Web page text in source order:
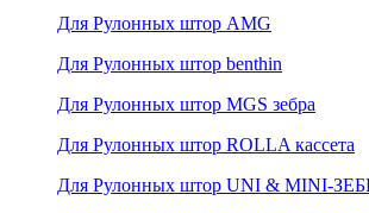
Для Рулонных штор AMG
Для Рулонных штор benthin
Для Рулонных штор MGS зебра
Для Рулонных штор ROLLA кассета
Для Рулонных штор UNI & MINI-